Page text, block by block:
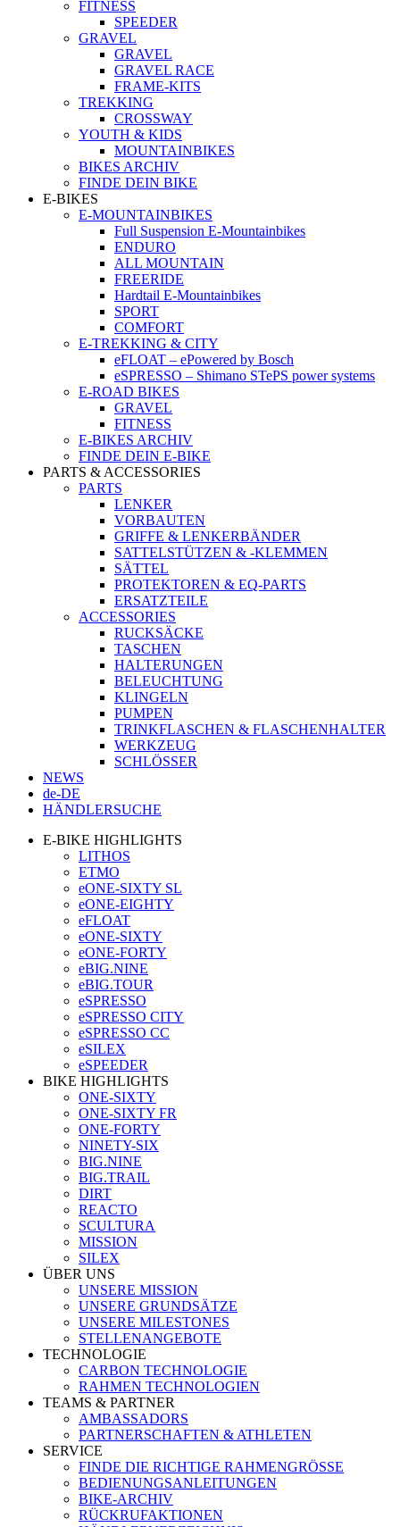
FITNESS
SPEEDER
GRAVEL
GRAVEL
GRAVEL RACE
FRAME-KITS
TREKKING
CROSSWAY
YOUTH & KIDS
MOUNTAINBIKES
BIKES ARCHIV
FINDE DEIN BIKE
E-BIKES
E-MOUNTAINBIKES
Full Suspension E-Mountainbikes
ENDURO
ALL MOUNTAIN
FREERIDE
Hardtail E-Mountainbikes
SPORT
COMFORT
E-TREKKING & CITY
eFLOAT – ePowered by Bosch
eSPRESSO – Shimano STePS power systems
E-ROAD BIKES
GRAVEL
FITNESS
E-BIKES ARCHIV
FINDE DEIN E-BIKE
PARTS & ACCESSORIES
PARTS
LENKER
VORBAUTEN
GRIFFE & LENKERBÄNDER
SATTELSTÜTZEN & -KLEMMEN
SÄTTEL
PROTEKTOREN & EQ-PARTS
ERSATZTEILE
ACCESSORIES
RUCKSÄCKE
TASCHEN
HALTERUNGEN
BELEUCHTUNG
KLINGELN
PUMPEN
TRINKFLASCHEN & FLASCHENHALTER
WERKZEUG
SCHLÖSSER
NEWS
de-DE
HÄNDLERSUCHE
E-BIKE HIGHLIGHTS
LITHOS
ETMO
eONE-SIXTY SL
eONE-EIGHTY
eFLOAT
eONE-SIXTY
eONE-FORTY
eBIG.NINE
eBIG.TOUR
eSPRESSO
eSPRESSO CITY
eSPRESSO CC
eSILEX
eSPEEDER
BIKE HIGHLIGHTS
ONE-SIXTY
ONE-SIXTY FR
ONE-FORTY
NINETY-SIX
BIG.NINE
BIG.TRAIL
DIRT
REACTO
SCULTURA
MISSION
SILEX
ÜBER UNS
UNSERE MISSION
UNSERE GRUNDSÄTZE
UNSERE MILESTONES
STELLENANGEBOTE
TECHNOLOGIE
CARBON TECHNOLOGIE
RAHMEN TECHNOLOGIEN
TEAMS & PARTNER
AMBASSADORS
PARTNERSCHAFTEN & ATHLETEN
SERVICE
FINDE DIE RICHTIGE RAHMENGRÖSSE
BEDIENUNGSANLEITUNGEN
BIKE-ARCHIV
RÜCKRUFAKTIONEN